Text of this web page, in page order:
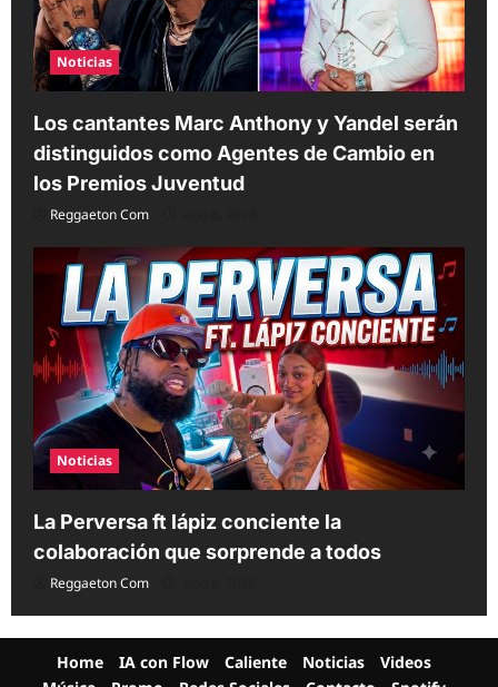
Noticias
Los cantantes Marc Anthony y Yandel serán
distinguidos como Agentes de Cambio en
los Premios Juventud
Reggaeton Com
Noticias
La Perversa ft lápiz conciente la
colaboración que sorprende a todos
Reggaeton Com
Home IA con Flow Caliente Noticias
Videos